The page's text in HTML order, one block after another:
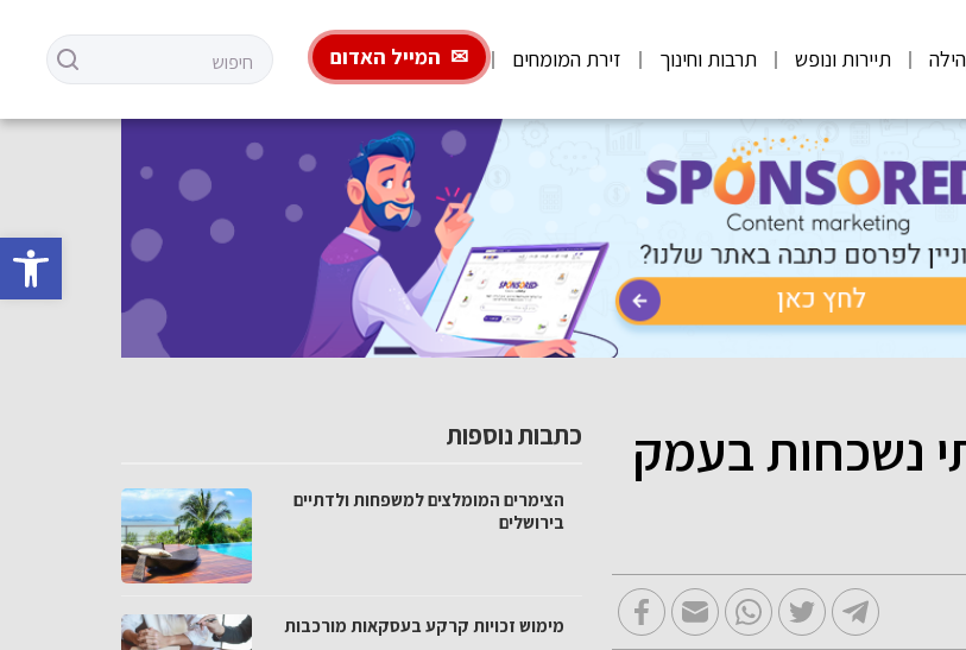
פתח
תיירות ונופש תרבות וחינוך זירת המומחים המייל האדום
נשכחות בעמק
כתבות נוספות
הצימרים המומלצים למשפחות ולדתיים
בירושלים
מימוש זכויות קרקע בעסקאות מורכבות